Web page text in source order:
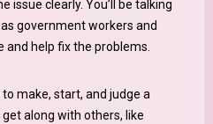
issue clearly. You’ll be talking
government workers and
and help fix the problems.
make, start, and judge a
along with others, like